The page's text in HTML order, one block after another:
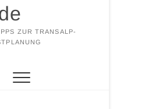
ZUR TRANSALP-